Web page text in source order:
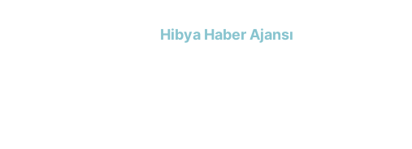
Hibya Haber Ajansı